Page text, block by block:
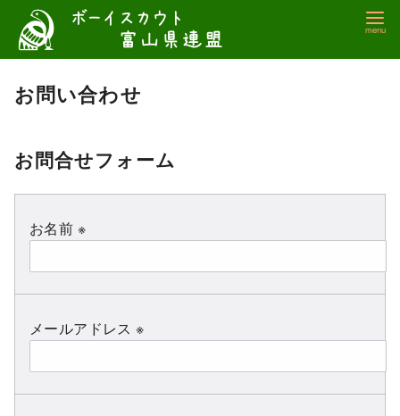
テ
お問い合わせ
お問合せフォーム
お名前 ※
メールアドレス ※